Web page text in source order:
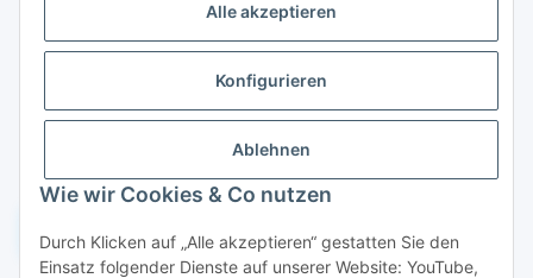
Alle akzeptieren
Konfigurieren
Ablehnen
Wie wir Cookies & Co nutzen
Durch Klicken auf „Alle akzeptieren“ gestatten Sie den
Einsatz folgender Dienste auf unserer Website: YouTube,
Gesetzliche Informationen